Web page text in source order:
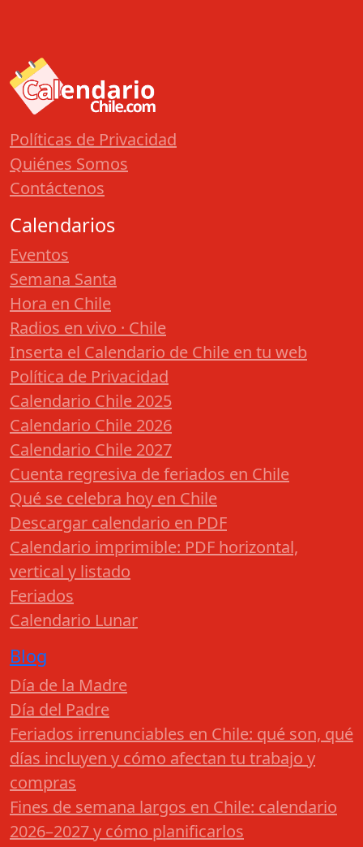
Políticas de Privacidad
Quiénes Somos
Contáctenos
Calendarios
Eventos
Semana Santa
Hora en Chile
Radios en vivo · Chile
Inserta el Calendario de Chile en tu web
Política de Privacidad
Calendario Chile 2025
Calendario Chile 2026
Calendario Chile 2027
Cuenta regresiva de feriados en Chile
Qué se celebra hoy en Chile
Descargar calendario en PDF
Calendario imprimible: PDF horizontal,
vertical y listado
Feriados
Calendario Lunar
Blog
Día de la Madre
Día del Padre
Feriados irrenunciables en Chile: qué son, qué
días incluyen y cómo afectan tu trabajo y
compras
Fines de semana largos en Chile: calendario
2026–2027 y cómo planificarlos